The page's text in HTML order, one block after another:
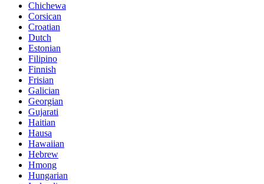
Chichewa
Corsican
Croatian
Dutch
Estonian
Filipino
Finnish
Frisian
Galician
Georgian
Gujarati
Haitian
Hausa
Hawaiian
Hebrew
Hmong
Hungarian